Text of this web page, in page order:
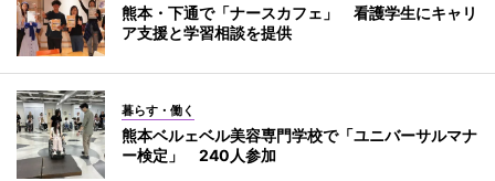
熊本・下通で「ナースカフェ」 看護学生にキャリ
ア支援と学習相談を提供
暮らす・働く
熊本ベルェベル美容専門学校で「ユニバーサルマナ
ー検定」 240人参加